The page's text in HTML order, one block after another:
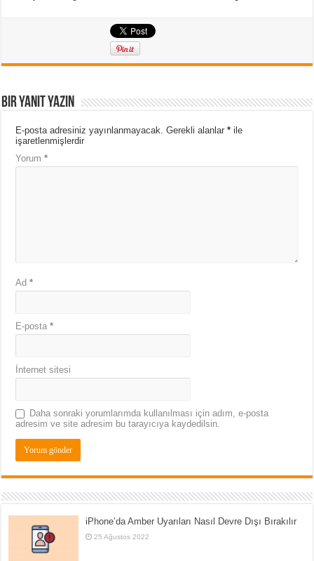
Bir yanıt yazın
E-posta adresiniz yayınlanmayacak. Gerekli alanlar* ile
işaretlenmişlerdir
Yorum*
Ad*
E-posta*
İnternet sitesi
Daha sonraki yorumlarımda kullanılması için adım, e-posta
adresim ve site adresim bu tarayıcıya kaydedilsin.
iPhone’da Amber Uyarıları Nasıl Devre Dışı Bırakılır
25 Ağustos 2022